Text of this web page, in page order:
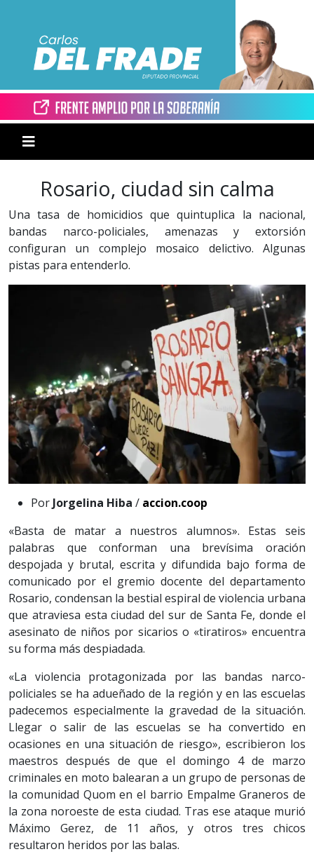
Rosario, ciudad sin calma
Una tasa de homicidios que quintuplica la nacional,
bandas narco-policiales, amenazas y extorsión
configuran un complejo mosaico delictivo. Algunas
pistas para entenderlo.
Por Jorgelina Hiba / accion.coop
«Basta de matar a nuestros alumnos». Estas seis
palabras que conforman una brevísima oración
despojada y brutal, escrita y difundida bajo forma de
comunicado por el gremio docente del departamento
Rosario, condensan la bestial espiral de violencia urbana
que atraviesa esta ciudad del sur de Santa Fe, donde el
asesinato de niños por sicarios o «tiratiros» encuentra
su forma más despiadada.
«La violencia protagonizada por las bandas narco-
policiales se ha adueñado de la región y en las escuelas
padecemos especialmente la gravedad de la situación.
Llegar o salir de las escuelas se ha convertido en
ocasiones en una situación de riesgo», escribieron los
maestros después de que el domingo 4 de marzo
criminales en moto balearan a un grupo de personas de
la comunidad Quom en el barrio Empalme Graneros de
la zona noroeste de esta ciudad. Tras ese ataque murió
Máximo Gerez, de 11 años, y otros tres chicos
resultaron heridos por las balas.